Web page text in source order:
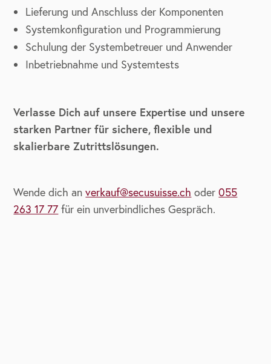
Lieferung und Anschluss der Komponenten
Systemkonfiguration und Programmierung
Schulung der Systembetreuer und Anwender
Inbetriebnahme und Systemtests
Verlasse Dich auf unsere Expertise und unsere
starken Partner für sichere, flexible und
skalierbare Zutrittslösungen.
Wende dich anverkauf@secusuisse.ch oder055
263 17 77 für ein unverbindliches Gespräch.